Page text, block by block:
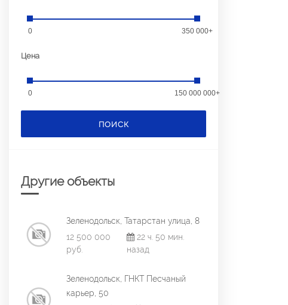
0 350 000+
Цена
0 150 000 000+
ПОИСК
Другие объекты
Зеленодольск, Татарстан улица, 8
12 500 000
руб.
22 ч. 50 мин.
назад
Зеленодольск, ГНКТ Песчаный
карьер, 50